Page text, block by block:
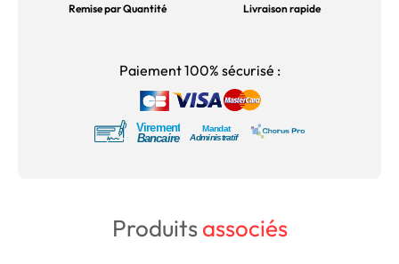
Remise par Quantité Livraison rapide
Paiement 100% sécurisé :
Produitsassociés